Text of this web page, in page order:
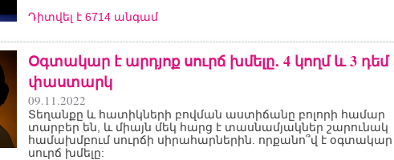
Դիտվել է 6714 անգամ
Օգտակար է արդյոք սուրճ խմելը․ 4 կողմ և 3 դեմ
փաստարկ
09.11.2022
Տեղանքը և հատիկների բովման աստիճանը բոլորի համար
տարբեր են, և միայն մեկ հարց է տասնամյակներ շարունակ
համախմբում սուրճի սիրահարներին. որքանո՞վ է օգտակար
սուրճ խմելը: